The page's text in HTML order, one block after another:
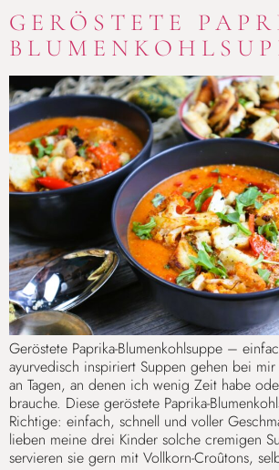
GERÖSTETE
Geröstete Paprika-Blumenkohlsuppe –
ayurvedisch inspiriert Suppen gehen bei
an Tagen, an denen ich wenig Zeit habe
brauche. Diese geröstete Paprika-
Richtige: einfach, schnell und voller
lieben meine drei Kinder solche cremigen
servieren sie gern mit Vollkorn-Croûtons,